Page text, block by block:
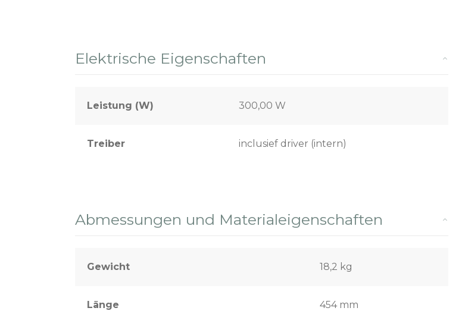
Elektrische Eigenschaften
Leistung (W) 300,00 W
Treiber inclusief driver (intern)
Abmessungen und Materialeigenschaften
Gewicht 18,2 kg
Länge 454 mm